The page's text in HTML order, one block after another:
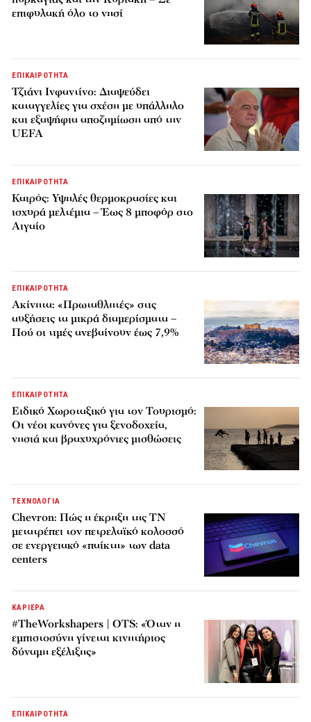
επιφυλακή όλο το νησί
ΕΠΙΚΑΙΡΟΤΗΤΑ
Τζιάνι Ινφαντίνο: Διαψεύδει
καταγγελίες για σχέση με υπάλληλο
και εξαψήφια αποζημίωση από την
UEFA
ΕΠΙΚΑΙΡΟΤΗΤΑ
Καιρός: Υψηλές θερμοκρασίες και
ισχυρά μελτέμια – Έως 8 μποφόρ στο
Αιγαίο
ΕΠΙΚΑΙΡΟΤΗΤΑ
Ακίνητα: «Πρωταθλητές» στις
αυξήσεις τα μικρά διαμερίσματα –
Πού οι τιμές ανεβαίνουν έως 7,9%
ΕΠΙΚΑΙΡΟΤΗΤΑ
Ειδικό Χωροταξικό για τον Τουρισμό:
Οι νέοι κανόνες για ξενοδοχεία,
νησιά και βραχυχρόνιες μισθώσεις
ΤΕΧΝΟΛΟΓΙΑ
Chevron: Πώς η έκρηξη της ΤΝ
μετατρέπει τον πετρελαϊκό κολοσσό
σε ενεργειακό «παίκτη» των data
centers
ΚΑΡΙΕΡΑ
#TheWorkshapers | OTS: «Όταν η
εμπιστοσύνη γίνεται κινητήριος
δύναμη εξέλιξης»
ΕΠΙΚΑΙΡΟΤΗΤΑ